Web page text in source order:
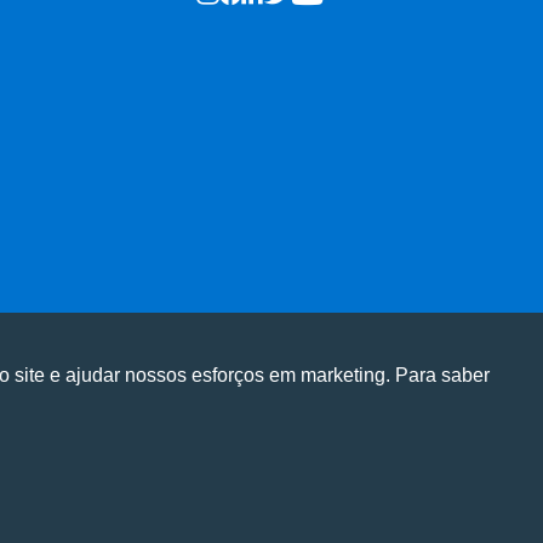
em nosso site e personalizar conteúdo.
em nosso site e personalizar conteúdo.
e ajudar nossos esforços em marketing. Para saber